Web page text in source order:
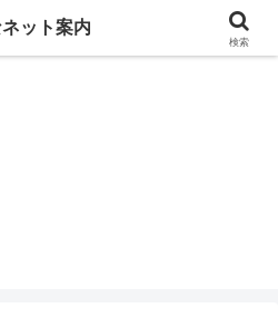
ット案内
検索